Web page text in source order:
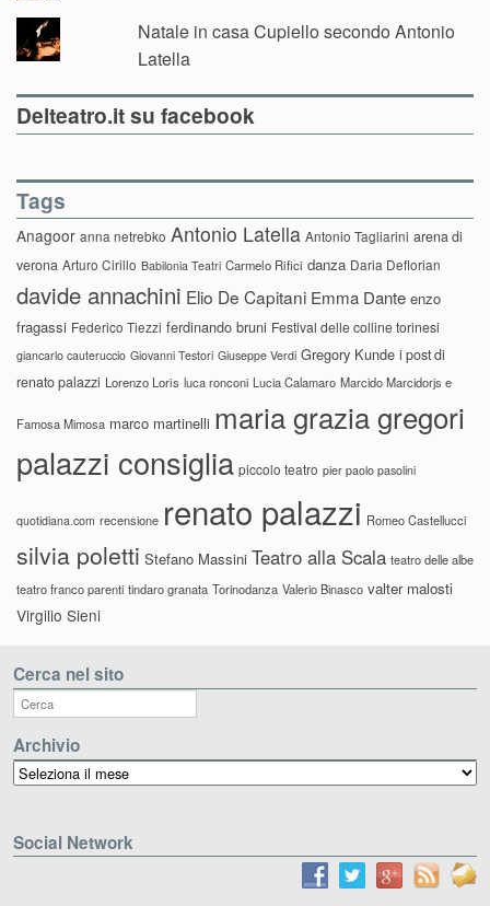
Natale in casa Cupiello secondo Antonio
Latella
Delteatro.it su facebook
Tags
Anagoor anna netrebko Antonio Latella Antonio Tagliarini arena di
verona Arturo Cirillo Babilonia Teatri Carmelo Rifici danza Daria Deflorian
davide annachini Elio De Capitani Emma Dante enzo
fragassi Federico Tiezzi ferdinando bruni Festival delle colline torinesi
giancarlo cauteruccio Giovanni Testori Giuseppe Verdi Gregory Kunde i post di
renato palazzi Lorenzo Loris luca ronconi Lucia Calamaro Marcido Marcidorjs e
Famosa Mimosa marco martinelli maria grazia gregori
palazzi consiglia piccolo teatro pier paolo pasolini
quotidiana.com recensione renato palazzi Romeo Castellucci
silvia poletti Stefano Massini Teatro alla Scala teatro delle albe
teatro franco parenti tindaro granata Torinodanza Valerio Binasco valter malosti
Virgilio Sieni
Cerca nel sito
Archivio
Archivio
Social Network